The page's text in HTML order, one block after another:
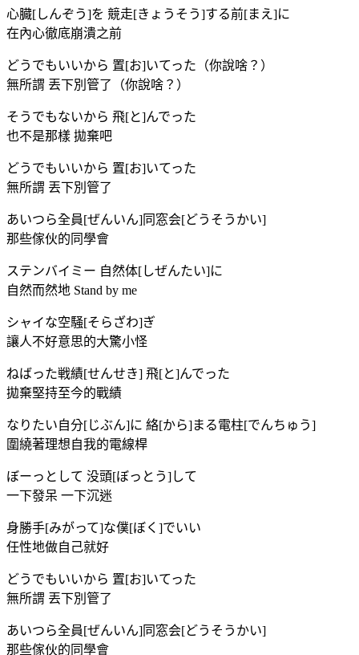
心臓[しんぞう]を 競走[きょうそう]する前[まえ]に
在內心徹底崩潰之前
どうでもいいから 置[お]いてった（你說啥？）
無所謂 丟下別管了（你說啥？）
そうでもないから 飛[と]んでった
也不是那樣 拋棄吧
どうでもいいから 置[お]いてった
無所謂 丟下別管了
あいつら全員[ぜんいん]同窓会[どうそうかい]
那些傢伙的同學會
ステンバイミー 自然体[しぜんたい]に
自然而然地 Stand by me
シャイな空騒[そらざわ]ぎ
讓人不好意思的大驚小怪
ねばった戦績[せんせき] 飛[と]んでった
拋棄堅持至今的戰績
なりたい自分[じぶん]に 絡[から]まる電柱[でんちゅう]
圍繞著理想自我的電線桿
ぼーっとして 没頭[ぼっとう]して
一下發呆 一下沉迷
身勝手[みがって]な僕[ぼく]でいい
任性地做自己就好
どうでもいいから 置[お]いてった
無所謂 丟下別管了
あいつら全員[ぜんいん]同窓会[どうそうかい]
那些傢伙的同學會